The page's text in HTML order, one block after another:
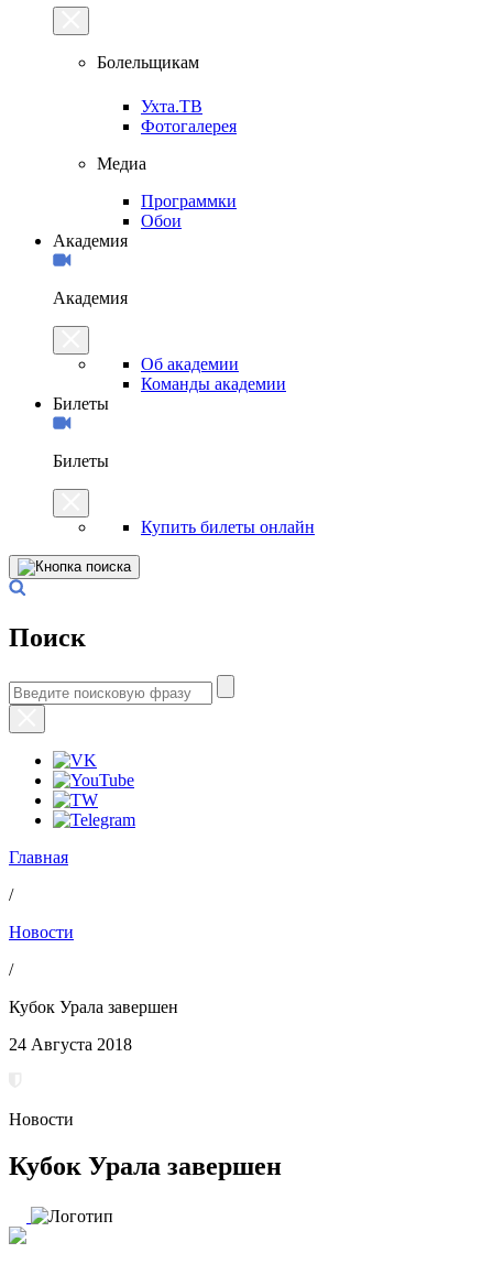
Болельщикам
Ухта.ТВ
Фотогалерея
Медиа
Программки
Обои
Академия
Академия
Об академии
Команды академии
Билеты
Билеты
Купить билеты онлайн
Поиск
Главная
/
Новости
/
Кубок Урала завершен
24 Августа 2018
Новости
Кубок Урала завершен